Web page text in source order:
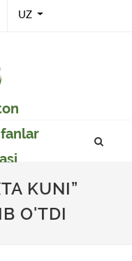
UZ
KUNI”
O'TDI